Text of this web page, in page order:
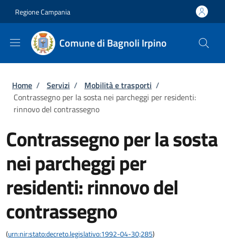
Regione Campania
Comune di Bagnoli Irpino
Briciole di pane
Home / Servizi / Mobilità e trasporti /
Contrassegno per la sosta nei parcheggi per residenti:
rinnovo del contrassegno
Contrassegno per la sosta
nei parcheggi per
residenti: rinnovo del
contrassegno
(urn:nir:stato:decreto.legislativo:1992-04-30;285)